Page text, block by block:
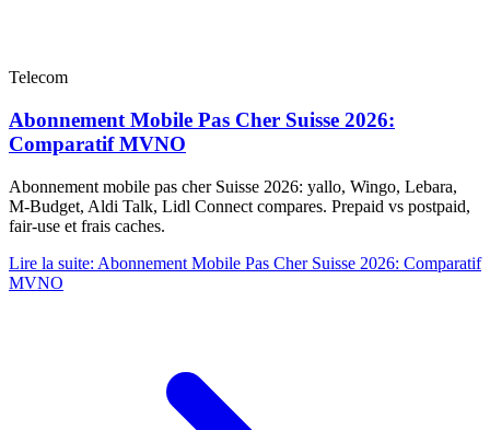
Telecom
Abonnement Mobile Pas Cher Suisse 2026:
Comparatif MVNO
Abonnement mobile pas cher Suisse 2026: yallo, Wingo, Lebara,
M-Budget, Aldi Talk, Lidl Connect compares. Prepaid vs postpaid,
fair-use et frais caches.
Lire la suite: Abonnement Mobile Pas Cher Suisse 2026: Comparatif
MVNO